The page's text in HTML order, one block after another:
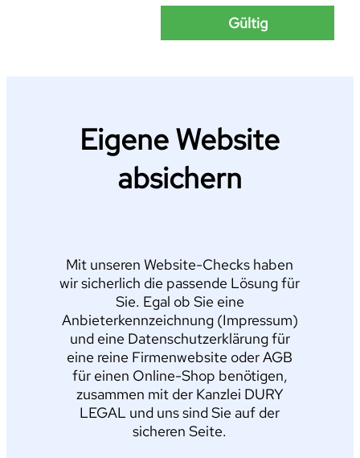
Gültig
Eigene Website
absichern
Mit unseren Website-Checks haben
wir sicherlich die passende Lösung für
Sie. Egal ob Sie eine
Anbieterkennzeichnung (Impressum)
und eine Datenschutzerklärung für
eine reine Firmenwebsite oder AGB
für einen Online-Shop benötigen,
zusammen mit der Kanzlei DURY
LEGAL und uns sind Sie auf der
sicheren Seite.